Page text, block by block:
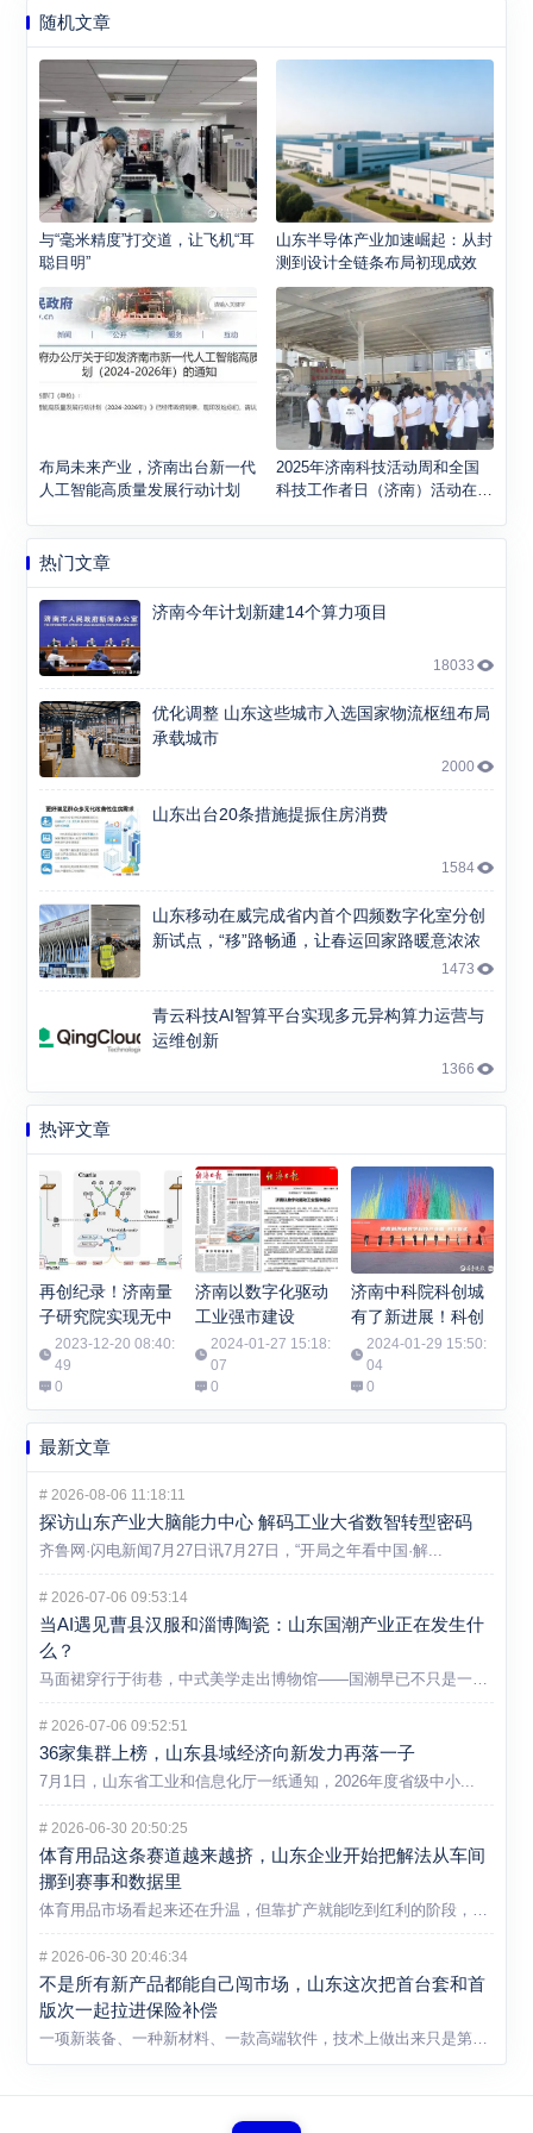
随机文章
与“毫米精度”打交道，让飞机“耳
聪目明”
山东半导体产业加速崛起：从封
测到设计全链条布局初现成效
布局未来产业，济南出台新一代
人工智能高质量发展行动计划
2025年济南科技活动周和全国
科技工作者日（济南）活动在起
热门文章
济南今年计划新建14个算力项目
18033
优化调整 山东这些城市入选国家物流枢纽布局
承载城市
2000
山东出台20条措施提振住房消费
1584
山东移动在威完成省内首个四频数字化室分创
新试点，“移”路畅通，让春运回家路暖意浓浓
1473
青云科技AI智算平台实现多元异构算力运营与
运维创新
1366
热评文章
再创纪录！济南量
子研究院实现无中
继千公里光纤有限
码长量子密钥分发
2023-12-20 08:40:
49
0
济南以数字化驱动
工业强市建设
2024-01-27 15:18:
07
0
济南中科院科创城
有了新进展！科创
城数字科技产业园
开工
2024-01-29 15:50:
04
0
最新文章
# 2026-08-06 11:18:11
探访山东产业大脑能力中心 解码工业大省数智转型密码
齐鲁网·闪电新闻7月27日讯7月27日，“开局之年看中国·解...
# 2026-07-06 09:53:14
当AI遇见曹县汉服和淄博陶瓷：山东国潮产业正在发生什
么？
# 2026-07-06 09:52:51
36家集群上榜，山东县域经济向新发力再落一子
7月1日，山东省工业和信息化厅一纸通知，2026年度省级中小...
# 2026-06-30 20:50:25
体育用品这条赛道越来越挤，山东企业开始把解法从车间
挪到赛事和数据里
# 2026-06-30 20:46:34
不是所有新产品都能自己闯市场，山东这次把首台套和首
版次一起拉进保险补偿